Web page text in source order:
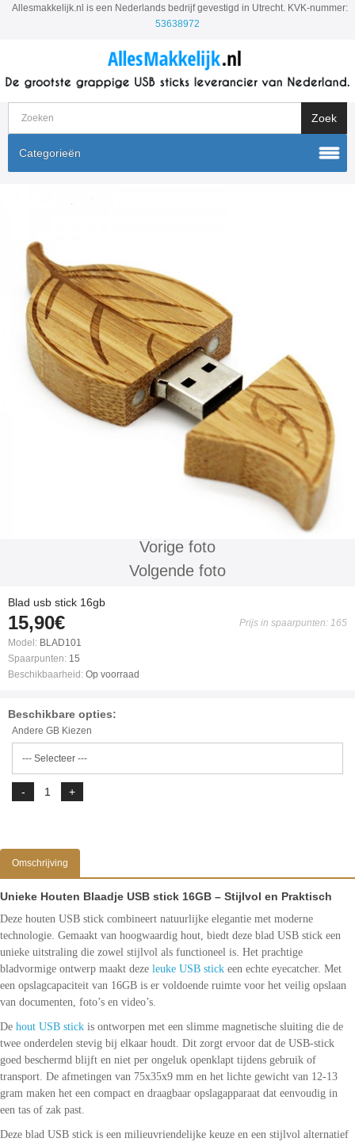
Allesmakkelijk.nl is een Nederlands bedrijf gevestigd in Utrecht. KVK-nummer:
53638972
Categorieën
Vorige foto
Volgende foto
Blad usb stick 16gb
15,90€
Prijs in spaarpunten: 165
Model: BLAD101
Spaarpunten: 15
Beschikbaarheid: Op voorraad
Beschikbare opties:
Andere GB Kiezen
Omschrijving
Unieke Houten Blaadje USB stick 16GB – Stijlvol en Praktisch
Deze houten USB stick combineert natuurlijke elegantie met moderne
technologie. Gemaakt van hoogwaardig hout, biedt deze blad USB stick een
unieke uitstraling die zowel stijlvol als functioneel is. Het prachtige
bladvormige ontwerp maakt deze leuke USB stick een echte eyecatcher. Met
een opslagcapaciteit van 16GB is er voldoende ruimte voor het veilig opslaan
van documenten, foto’s en video’s.
De hout USB stick is ontworpen met een slimme magnetische sluiting die de
twee onderdelen stevig bij elkaar houdt. Dit zorgt ervoor dat de USB-stick
goed beschermd blijft en niet per ongeluk openklapt tijdens gebruik of
transport. De afmetingen van 75x35x9 mm en het lichte gewicht van 12-13
gram maken het een compact en draagbaar opslagapparaat dat eenvoudig in
een tas of zak past.
Deze blad USB stick is een milieuvriendelijke keuze en een stijlvol alternatief